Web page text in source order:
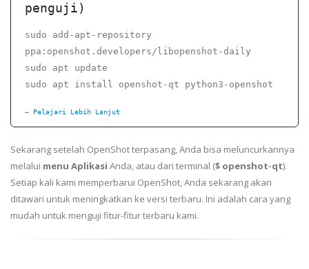
penguji)
sudo add-apt-repository
ppa:openshot.developers/libopenshot-daily
sudo apt update
sudo apt install openshot-qt python3-openshot
Pelajari Lebih Lanjut
Sekarang setelah OpenShot terpasang, Anda bisa meluncurkannya
melalui menu Aplikasi Anda, atau dari terminal ($ openshot-qt).
Setiap kali kami memperbarui OpenShot, Anda sekarang akan
ditawari untuk meningkatkan ke versi terbaru. Ini adalah cara yang
mudah untuk menguji fitur-fitur terbaru kami.